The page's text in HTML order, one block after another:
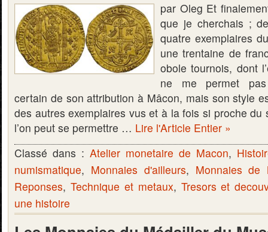
par Oleg Et
que je cherchais ;
quatre exemplaires
une trentaine de
obole tournois, dont
ne me permet pas
certain de son attribution à Mâcon, mais son style
des autres exemplaires vus et à la fois si proche du
l’on peut se permettre … Lire l'Article Entier »
Classé dans : Atelier monetaire de Macon,
numismatique, Monnaies d'ailleurs, Monnaies de
Reponses, Technique et metaux, Tresors et
une histoire